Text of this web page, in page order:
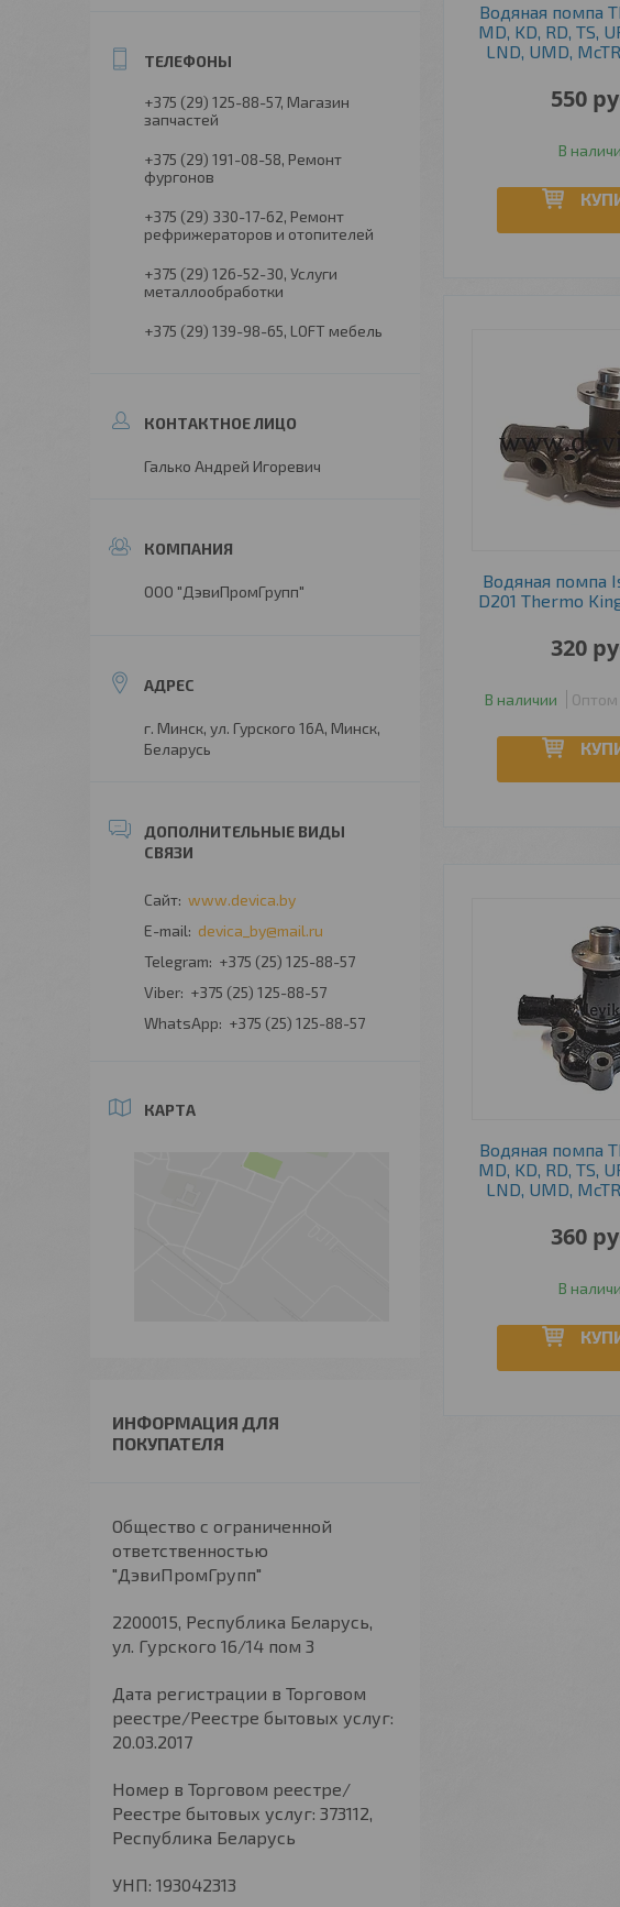
Водяная помпа
MD, KD, RD, TS,
LND, UMD,
550
В
Водяная помпа
D201 Thermo
320
В наличии Оптом
Водяная помпа
MD, KD, RD, TS,
LND, UMD,
360
В
+375 (29) 125-88-57 Магазин
запчастей
+375 (29) 191-08-58 Ремонт
фургонов
+375 (29) 330-17-62 Ремонт
рефрижераторов и отопителей
+375 (29) 126-52-30 Услуги
металлообработки
+375 (29) 139-98-65 LOFT мебель
Галько Андрей Игоревич
ООО "ДэвиПромГрупп"
г. Минск, ул. Гурского 16А, Минск,
Беларусь
www.devica.by
devica_by@mail.ru
+375 (25) 125-88-57
+375 (25) 125-88-57
+375 (25) 125-88-57
КАРТА
ИНФОРМАЦИЯ ДЛЯ
ПОКУПАТЕЛЯ
Общество с ограниченной
ответственностью
"ДэвиПромГрупп"
2200015, Республика Беларусь,
ул. Гурского 16/14 пом 3
Дата регистрации в Торговом
реестре/Реестре бытовых услуг:
20.03.2017
Номер в Торговом реестре/
Реестре бытовых услуг: 373112,
Республика Беларусь
УНП: 193042313